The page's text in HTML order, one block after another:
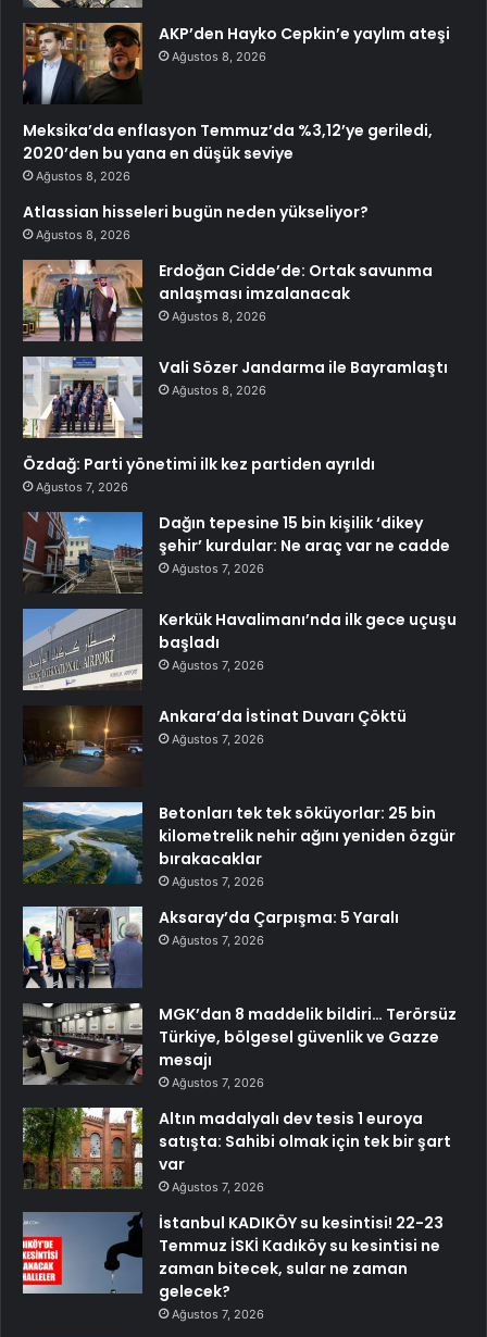
AKP’den Hayko Cepkin’e yaylım ateşi
Ağustos 8, 2026
Meksika’da enflasyon Temmuz’da %3,12’ye geriledi,
2020’den bu yana en düşük seviye
Ağustos 8, 2026
Atlassian hisseleri bugün neden yükseliyor?
Ağustos 8, 2026
Erdoğan Cidde’de: Ortak savunma
anlaşması imzalanacak
Ağustos 8, 2026
Vali Sözer Jandarma ile Bayramlaştı
Ağustos 8, 2026
Özdağ: Parti yönetimi ilk kez partiden ayrıldı
Ağustos 7, 2026
Dağın tepesine 15 bin kişilik ‘dikey
şehir’ kurdular: Ne araç var ne cadde
Ağustos 7, 2026
Kerkük Havalimanı’nda ilk gece uçuşu
başladı
Ağustos 7, 2026
Ankara’da İstinat Duvarı Çöktü
Ağustos 7, 2026
Betonları tek tek söküyorlar: 25 bin
kilometrelik nehir ağını yeniden özgür
bırakacaklar
Ağustos 7, 2026
Aksaray’da Çarpışma: 5 Yaralı
Ağustos 7, 2026
MGK’dan 8 maddelik bildiri… Terörsüz
Türkiye, bölgesel güvenlik ve Gazze
mesajı
Ağustos 7, 2026
Altın madalyalı dev tesis 1 euroya
satışta: Sahibi olmak için tek bir şart
var
Ağustos 7, 2026
İstanbul KADIKÖY su kesintisi! 22-23
Temmuz İSKİ Kadıköy su kesintisi ne
zaman bitecek, sular ne zaman
gelecek?
Ağustos 7, 2026